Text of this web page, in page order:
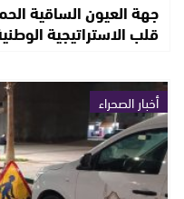
جهة العيون الساقية
قلب الاستراتيجية
أخبار الصحراء